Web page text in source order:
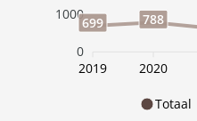
Totaal
1000
0
699 788
2019
2020